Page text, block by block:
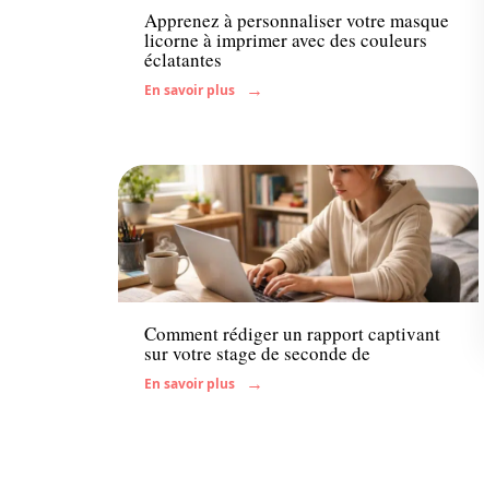
Apprenez à personnaliser votre masque
licorne à imprimer avec des couleurs
éclatantes
En savoir plus
Enfant
Comment rédiger un rapport captivant
sur votre stage de seconde de
En savoir plus